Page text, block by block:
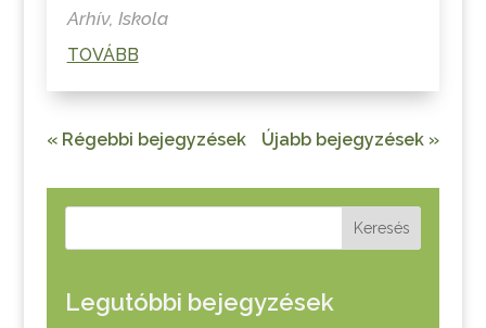
Arhív, Iskola
TOVÁBB
« Régebbi bejegyzések Újabb bejegyzések »
Keresés
Legutóbbi bejegyzések